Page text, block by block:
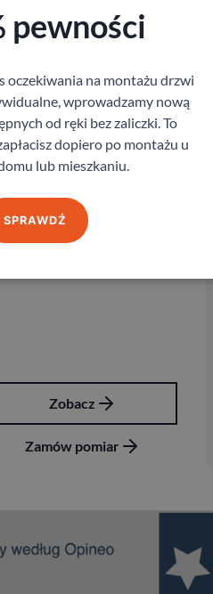
marki Barański
431
Zobacz
Zamów pomiar
pewności
oczekiwania na montażu drzwi
wprowadzamy nową
od ręki bez zaliczki. To
dopiero po montażu u
lub mieszkaniu.
SPRAWDŹ